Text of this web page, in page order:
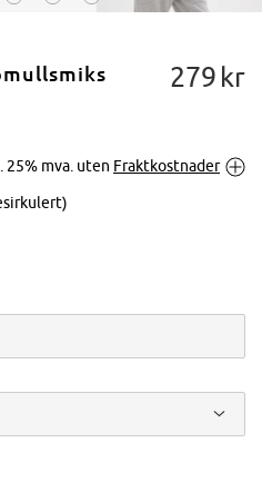
Trykk for å
279 kr
25% mva. uten Fraktkostnader